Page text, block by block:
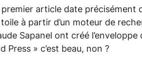
article date précisément
à partir d’un moteur de
Sapanel ont créé
» c’est beau, non ?